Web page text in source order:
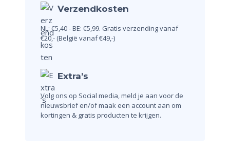
Verzendkosten
NL: €5,40 - BE: €5,99. Gratis verzending vanaf
€20,- (België vanaf €49,-)
Extra’s
Volg ons op Social media, meld je aan voor de
nieuwsbrief en/of maak een account aan om
kortingen & gratis producten te krijgen.